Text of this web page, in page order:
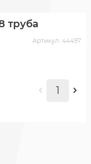
труба
Артикул: 44497